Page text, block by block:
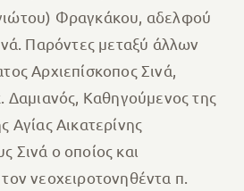
Φραγκάκου, αδελφού
Παρόντες μεταξύ άλλων
Αρχιεπίσκοπος Σινά,
Δαμιανός, Καθηγούμενος της
Αγίας Αικατερίνης
Σινά ο οποίος και
νεοχειροτονηθέντα π.